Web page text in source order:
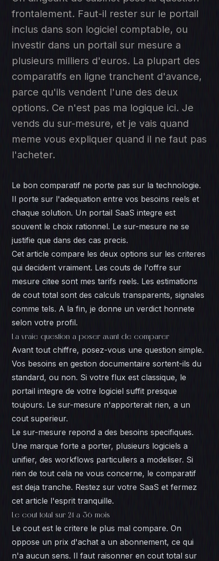
frontalement. Faut-il rester sur le portail
inclus dans son logiciel comptable, ou
investir dans un portail sur mesure a
plusieurs milliers d'euros. La plupart des
comparatifs en ligne tranchent d'avance,
parce qu'ils vendent l'une des deux
options. Ce n'est pas ma logique ici. Je
vends du sur-mesure, et je vais quand
meme vous expliquer quand il ne faut pas
l'acheter.
Le bon comparatif ne porte pas sur la technologie.
Il porte sur l'adequation entre vos besoins reels et
chaque solution. Un portail SaaS integre est
souvent le choix rationnel. Le sur-mesure ne se
justifie que dans des cas precis.
Cet article compare les deux options sur les criteres
qui decident vraiment. Les couts de l'offre sur
mesure citee sont mes tarifs reels. Les estimations
de cout total sont des calculs transparents, signales
comme tels. A la fin, je donne un verdict honnete
selon votre profil.
La vraie question a poser avant de comparer
Avant tout chiffre, posez-vous une question simple.
Vos besoins en gestion documentaire sortent-ils du
standard, ou non. Si votre flux est classique, le
portail integre de votre logiciel suffit presque
toujours. Le sur-mesure n'apporterait rien, a un
cout superieur.
Le sur-mesure repond a des besoins specifiques.
Une marque forte a porter, plusieurs logiciels a
unifier, des workflows particuliers a modeliser. Si
rien de tout cela ne vous concerne, le comparatif
est deja tranche. Restez sur votre SaaS et fermez
cet article l'esprit tranquille.
Le cout total sur 24 a 36 mois
Le cout est le critere le plus mal compare. On
oppose un prix d'achat a un abonnement, ce qui
n'a aucun sens. Il faut raisonner en cout total sur